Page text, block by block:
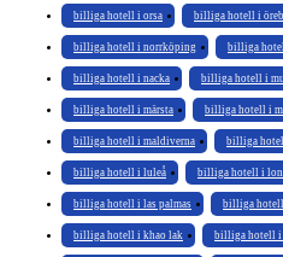
billiga hotell i orsa billiga hotell i
billiga hotell i norrköping billiga
billiga hotell i nacka billiga hotell i
billiga hotell i märsta billiga hotell i
billiga hotell i maldiverna billiga
billiga hotell i luleå billiga hotell i
billiga hotell i las palmas billiga
billiga hotell i khao lak billiga hotell i